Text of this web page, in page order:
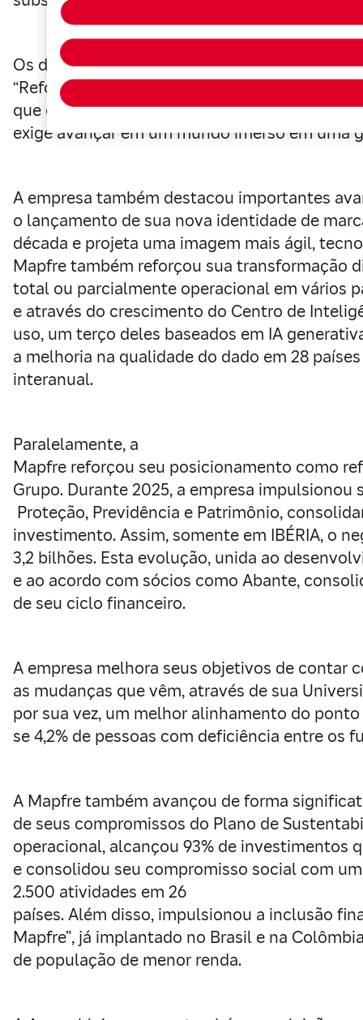
Os demais compromissos financeiros,
“Reforçamos hoje nossos compromissos a
que continua guiando nossos passos, mas
exige avançar em um mundo imerso em
A empresa também destacou importantes
o lançamento de sua nova identidade de
década e projeta uma imagem mais ágil,
Mapfre também reforçou sua transformação
total ou parcialmente operacional em vários
e através do crescimento do Centro de
uso, um terço deles baseados em IA
a melhoria na qualidade do dado em 28
interanual.
Paralelamente, a
Mapfre reforçou seu posicionamento como
Grupo. Durante 2025, a empresa impulsionou
Proteção, Previdência e Patrimônio,
investimento. Assim, somente em IBÉRIA, o
3,2 bilhões. Esta evolução, unida ao
e ao acordo com sócios como Abante,
de seu ciclo financeiro.
A empresa melhora seus objetivos de contar
as mudanças que vêm, através de sua
por sua vez, um melhor alinhamento do
se 4,2% de pessoas com deficiência entre
A Mapfre também avançou de forma
de seus compromissos do Plano de
operacional, alcançou 93% de investimentos
e consolidou seu compromisso social com
2.500 atividades em 26
países. Além disso, impulsionou a inclusão
Mapfre”, já implantado no Brasil e na
de população de menor renda.